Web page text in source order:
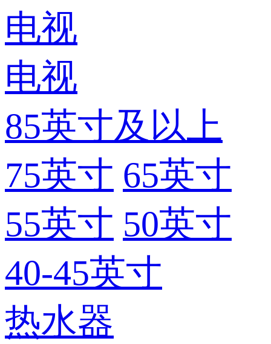
电视
电视
85英寸及以上
75英寸 65英寸
55英寸 50英寸
40-45英寸
热水器